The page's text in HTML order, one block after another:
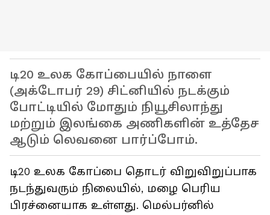
டி20 உலக கோப்பையில் நாளை
(அக்டோபர் 29) சிட்னியில் நடக்கும்
போட்டியில் மோதும் நியூசிலாந்து
மற்றும் இலங்கை அணிகளின் உத்தேச
ஆடும் லெவனை பார்ப்போம்.
டி20 உலக கோப்பை தொடர் விறுவிறுப்பாக
நடந்துவரும் நிலையில், மழை பெரிய
பிரச்னையாக உள்ளது. மெல்பர்னில்